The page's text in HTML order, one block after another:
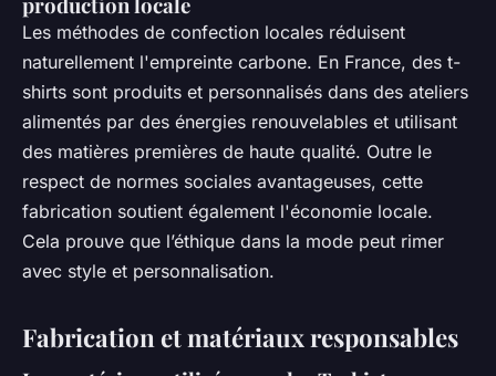
Les méthodes de confection locales réduisent
naturellement l'empreinte carbone. En France, des t-
shirts sont produits et personnalisés dans des ateliers
alimentés par des énergies renouvelables et utilisant
des matières premières de haute qualité. Outre le
respect de normes sociales avantageuses, cette
fabrication soutient également l'économie locale.
Cela prouve que l’éthique dans la mode peut rimer
avec style et personnalisation.
Fabrication et matériaux responsables